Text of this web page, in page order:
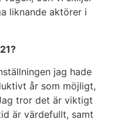
liknande aktörer i
jag hade
år som möjligt,
tror det är viktigt
är värdefullt, samt